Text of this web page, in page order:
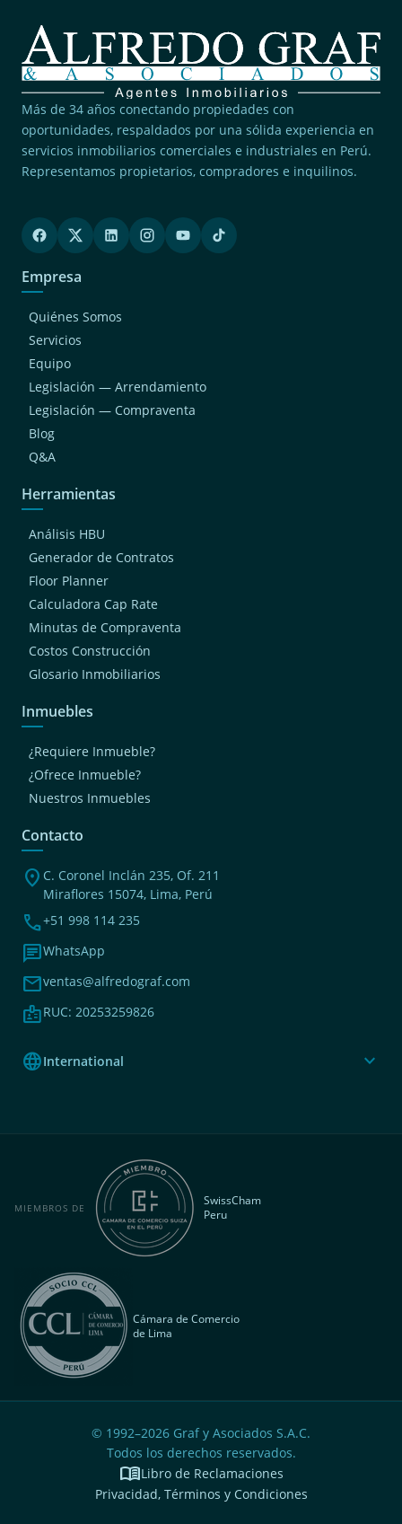
Más de 34 años conectando propiedades con
oportunidades, respaldados por una sólida experiencia en
servicios inmobiliarios comerciales e industriales en Perú.
Representamos propietarios, compradores e inquilinos.
Empresa
Quiénes Somos
Servicios
Equipo
Legislación — Arrendamiento
Legislación — Compraventa
Blog
Q&A
Herramientas
Análisis HBU
Generador de Contratos
Floor Planner
Calculadora Cap Rate
Minutas de Compraventa
Costos Construcción
Glosario Inmobiliarios
Inmuebles
¿Requiere Inmueble?
¿Ofrece Inmueble?
Nuestros Inmuebles
Contacto
location_on C. Coronel Inclán 235, Of. 211
Miraflores 15074, Lima, Perú
phone+51 998 114 235
chatWhatsApp
mailventas@alfredograf.com
badgeRUC: 20253259826
languageInternational expand_more
MIEMBROS DE
SwissCham
Peru
Cámara de Comercio
de Lima
© 1992–2026 Graf y Asociados S.A.C.
Todos los derechos reservados.
menu_bookLibro de Reclamaciones
Privacidad, Términos y Condiciones